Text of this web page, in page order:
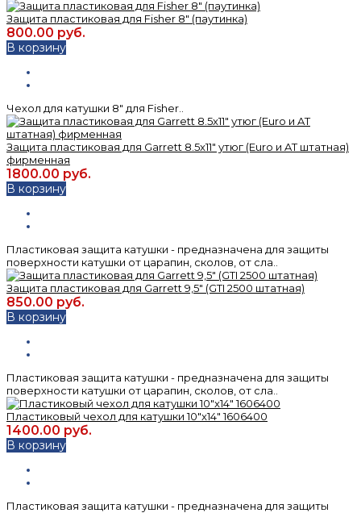
Защита пластиковая для Fisher 8" (паутинка)
800.00 руб.
В корзину
Чехол для катушки 8" для Fisher..
Защита пластиковая для Garrett 8.5x11" утюг (Euro и AT штатная)
фирменная
1800.00 руб.
В корзину
Пластиковая защита катушки - предназначена для защиты
поверхности катушки от царапин, сколов, от сла..
Защита пластиковая для Garrett 9,5" (GTI 2500 штатная)
850.00 руб.
В корзину
Пластиковая защита катушки - предназначена для защиты
поверхности катушки от царапин, сколов, от сла..
Пластиковый чехол для катушки 10"x14" 1606400
1400.00 руб.
В корзину
Пластиковая защита катушки - предназначена для защиты